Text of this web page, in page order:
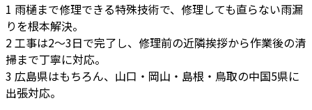
1 雨樋まで修理できる特殊技術で、修理しても直らない雨漏
りを根本解決。
2工事は2～3日で完了し、修理前の近隣挨拶から作業後の清
掃まで丁寧に対応。
3 広島県はもちろん、山口・岡山・島根・鳥取の中国5県に
出張対応。